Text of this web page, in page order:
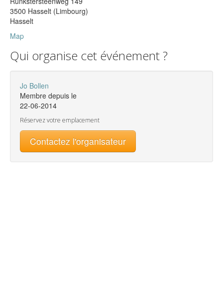
3500 Hasselt (Limbourg)
Hasselt
Map
Qui organise cet événement ?
Jo Bollen
Membre depuis le
22-06-2014
Réservez votre emplacement
Contactez l'organisateur